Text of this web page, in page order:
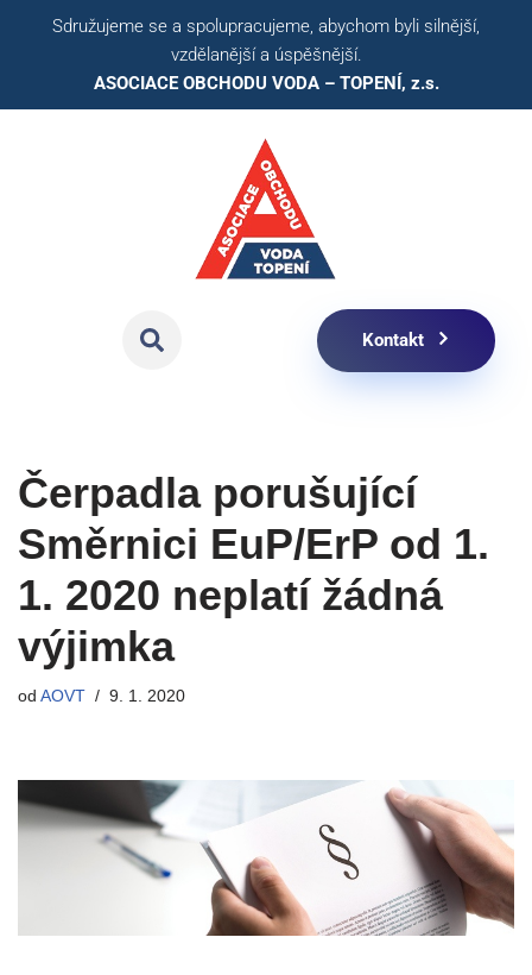
Sdružujeme se a spolupracujeme, abychom byli silnější,
vzdělanější a úspěšnější.
ASOCIACE OBCHODU VODA – TOPENÍ, z.s.​
Kontakt
Čerpadla porušující
Směrnici EuP/ErP od 1.
1. 2020 neplatí žádná
výjimka
od AOVT 9. 1. 2020